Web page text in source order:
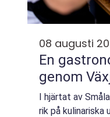
08 augusti
En
genom
I hjärtat av
rik på kulinariska